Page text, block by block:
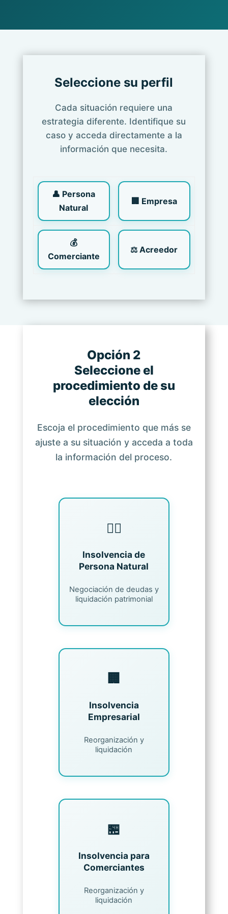
Seleccione su perfil
Cada situación requiere una
estrategia diferente. Identifique su
caso y acceda directamente a la
información que necesita.
👤 Persona
Natural
🏢 Empresa
💰
Comerciante
⚖ Acreedor
Opción 2
Seleccione el
procedimiento de su
elección
Escoja el procedimiento que más se
ajuste a su situación y acceda a toda
la información del proceso.
🧑‍⚖️
Insolvencia de
Persona Natural
Negociación de deudas y
liquidación patrimonial
🏢
Insolvencia
Empresarial
Reorganización y
liquidación
🏪
Insolvencia para
Comerciantes
Reorganización y
liquidación